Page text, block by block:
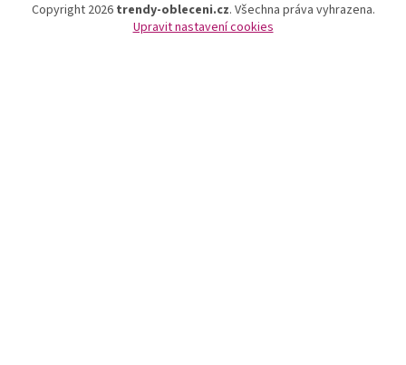
Copyright 2026 trendy-obleceni.cz. Všechna práva vyhrazena.
Upravit nastavení cookies